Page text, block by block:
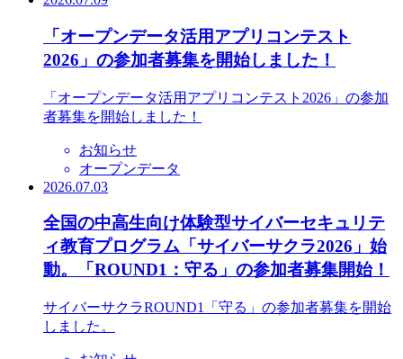
「オープンデータ活用アプリコンテスト
2026」の参加者募集を開始しました！
「オープンデータ活用アプリコンテスト2026」の参加
者募集を開始しました！
お知らせ
オープンデータ
2026.07.03
全国の中高生向け体験型サイバーセキュリテ
ィ教育プログラム「サイバーサクラ2026」始
動。「ROUND1：守る」の参加者募集開始！
サイバーサクラROUND1「守る」の参加者募集を開始
しました。